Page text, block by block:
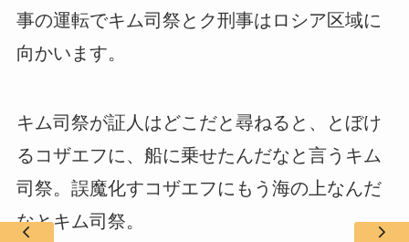
事の運転でキム司祭とク刑事はロシア区域に
向かいます。
キム司祭が証人はどこだと尋ねると、とぼけ
るコザエフに、船に乗せたんだなと言うキム
司祭。誤魔化すコザエフにもう海の上なんだ
なとキム司祭。